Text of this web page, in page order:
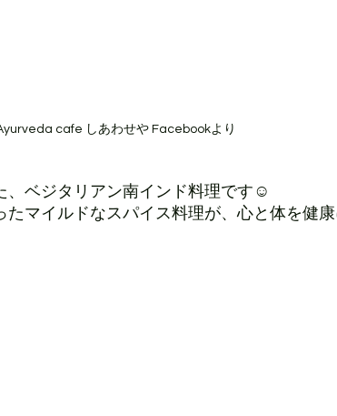
cafe しあわせや Facebookより
、ベジタリアン南インド料理です☺︎
マイルドなスパイス料理が、心と体を健